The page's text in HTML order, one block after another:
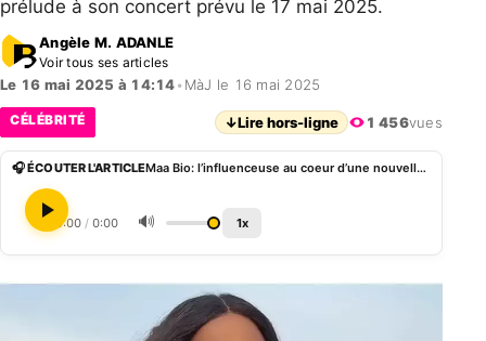
prélude à son concert prévu le 17 mai 2025.
Angèle M. ADANLE
Voir tous ses articles
Le 16 mai 2025 à 14:14• MàJ le 16 mai 2025
CÉLÉBRITÉ ↓Lire hors-ligne 1 456vues
🎧 ÉCOUTER L'ARTICLE Maa Bio: l’influenceuse au coeur d’une nouvelle polémique de million
0:00 / 0:00 🔊 1x